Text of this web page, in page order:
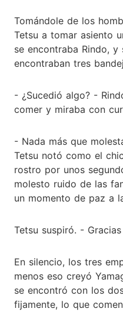
Tomándole de los
Tetsu a tomar asiento
se encontraba Rindo,
encontraban tres
- ¿Sucedió algo? -
comer y miraba con
- Nada más que
Tetsu notó como el
rostro por unos
molesto ruido de las
un momento de paz a
Tetsu suspiró. -
En silencio, los tres
menos eso creyó
se encontró con los
fijamente, lo que